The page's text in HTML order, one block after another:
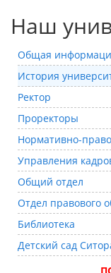
Наш
Общая
История
Ректор
Проректоры
Нормативно-
Управления
Общий отдел
Отдел правового
Библиотека
Детский сад